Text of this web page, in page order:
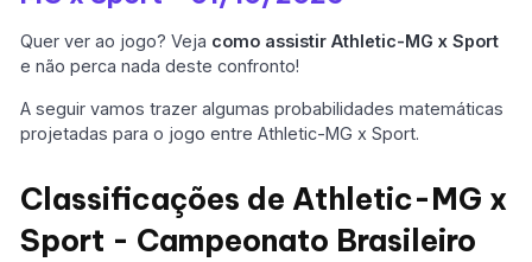
Quer ver ao jogo? Veja como assistir Athletic-MG x Sport
e não perca nada deste confronto!
A seguir vamos trazer algumas probabilidades matemáticas
projetadas para o jogo entre Athletic-MG x Sport.
Classificações de Athletic-MG x
Sport - Campeonato Brasileiro